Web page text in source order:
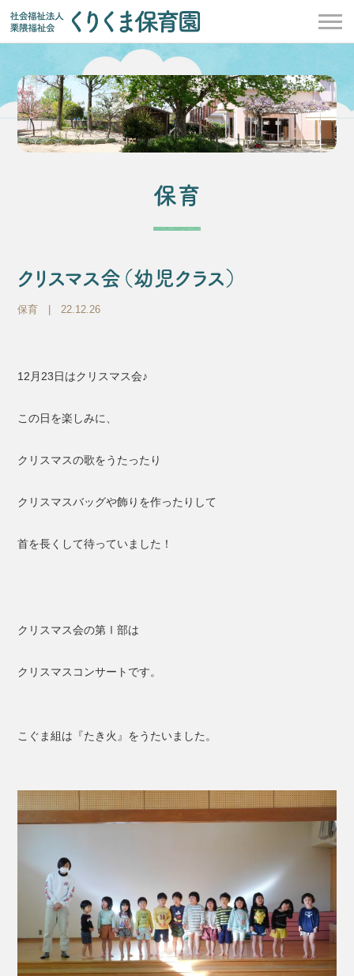
保育
クリスマス会（幼児クラス）
保育 | 22.12.26
12月23日はクリスマス会♪
この日を楽しみに、
クリスマスの歌をうたったり
クリスマスバッグや飾りを作ったりして
首を長くして待っていました！
クリスマス会の第Ⅰ部は
クリスマスコンサートです。
こぐま組は『たき火』をうたいました。